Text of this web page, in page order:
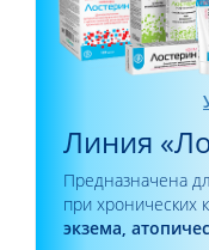
Линия
Предназначена
при хронических
экзема,